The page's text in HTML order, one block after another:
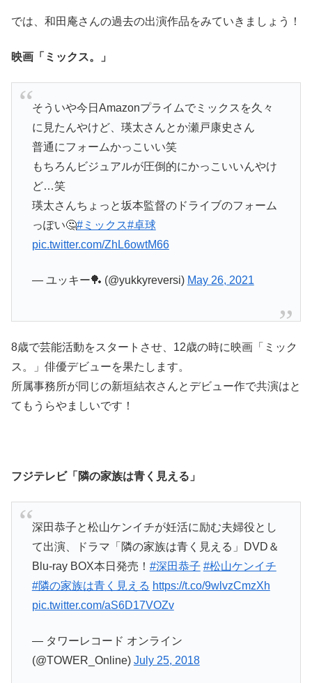
では、和田庵さんの過去の出演作品をみていきましょう！
映画「ミックス。」
そういや今日Amazonプライムでミックスを久々
に見たんやけど、瑛太さんとか瀬戸康史さん
普通にフォームかっこいい笑
もちろんビジュアルが圧倒的にかっこいいんやけ
ど…笑
瑛太さんちょっと坂本監督のドライブのフォーム
っぽい🤔#ミックス#卓球
pic.twitter.com/ZhL6owtM66
— ユッキー🏓 (@yukkyreversi) May 26, 2021
8歳で芸能活動をスタートさせ、12歳の時に映画「ミック
ス。」俳優デビューを果たします。
所属事務所が同じの新垣結衣さんとデビュー作で共演はと
てもうらやましいです！
フジテレビ「隣の家族は青く見える」
深田恭子と松山ケンイチが妊活に励む夫婦役とし
て出演、ドラマ「隣の家族は青く見える」DVD＆
Blu-ray BOX本日発売！ #深田恭子 #松山ケンイチ
#隣の家族は青く見える https://t.co/9wlvzCmzXh
pic.twitter.com/aS6D17VOZv
— タワーレコード オンライン
(@TOWER_Online) July 25, 2018